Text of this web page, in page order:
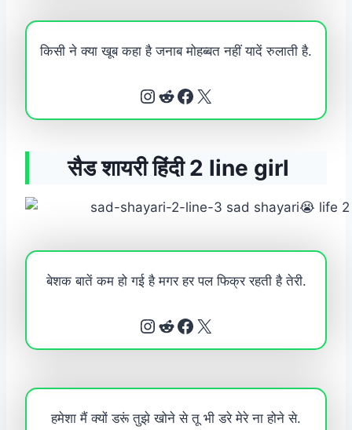
किसी ने क्या खूब कहा है जनाब मोहब्बत नहीं यादें रुलाती है.
Instagram Reddit Facebook X
सैड शायरी हिंदी 2 line girl
बेशक बातें कम हो गई है मगर हर पल फिक्र रहती है तेरी.
Instagram Reddit Facebook X
हमेशा मैं क्यों डरूं तुझे खोने से तू भी डरे मेरे ना होने से.